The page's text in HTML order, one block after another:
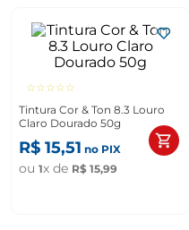
☆☆☆☆☆
Tintura Cor & Ton 8.3 Louro
Claro Dourado 50g
R$ 15,51 no PIX
ou 1x de R$ 15,99